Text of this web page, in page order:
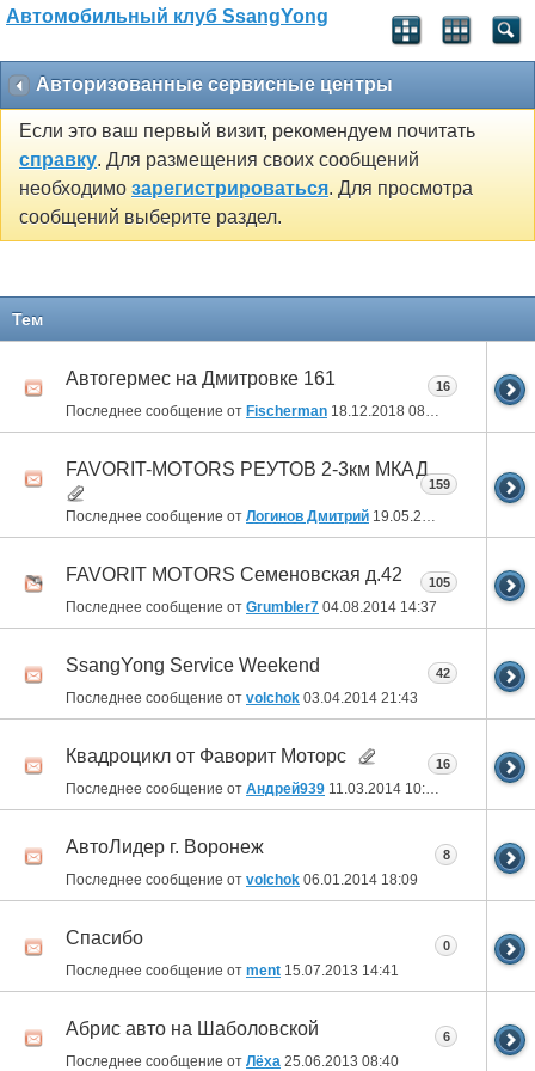
Автомобильный клуб SsangYong
Авторизованные сервисные центры
Если это ваш первый визит, рекомендуем почитать
справку. Для размещения своих сообщений
необходимо зарегистрироваться. Для просмотра
сообщений выберите раздел.
Тем
Автогермес на Дмитровке 161
Последнее сообщение от Fischerman 18.12.2018 08:26
16
FAVORIT-MOTORS РЕУТОВ 2-3км МКАД
Последнее сообщение от Логинов Дмитрий 19.05.2017
159
FAVORIT MOTORS Семеновская д.42
Последнее сообщение от Grumbler7 04.08.2014 14:37
105
SsangYong Service Weekend
Последнее сообщение от volchok 03.04.2014 21:43
42
Квадроцикл от Фаворит Моторс
Последнее сообщение от Андрей939 11.03.2014 10:24
16
АвтоЛидер г. Воронеж
Последнее сообщение от volchok 06.01.2014 18:09
8
Спасибо
Последнее сообщение от ment 15.07.2013 14:41
0
Абрис авто на Шаболовской
Последнее сообщение от Лёха 25.06.2013 08:40
6